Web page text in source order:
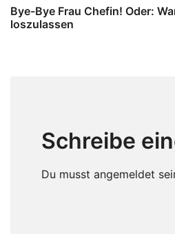
Bye-Bye Frau Chefin! Oder:
loszulassen
Schreibe
Du musst angemeldet